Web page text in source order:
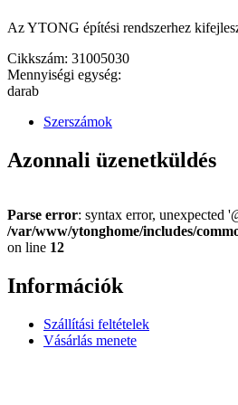
Az YTONG építési rendszerhez
Cikkszám: 31005030
Mennyiségi egység:
darab
Szerszámok
Azonnali üzenetküldés
Parse error: syntax error, unexpected
/var/www/ytonghome/includes/
on line 12
Információk
Szállítási feltételek
Vásárlás menete